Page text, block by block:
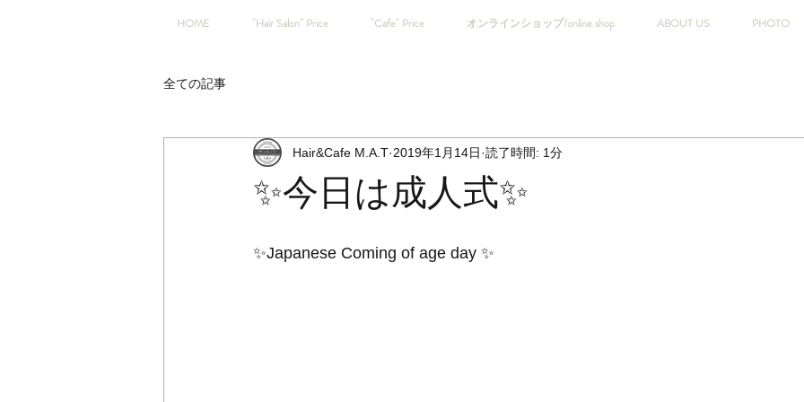
HOME "Hair Salon" Price "Cafe" Price オンラインショップ/online shop ABOUT US PHOTO
全ての記事
✨今日は成人式✨
Hair&Cafe M.A.T 2019年1月14日 読了時間: 1分
✨Japanese Coming of age day ✨